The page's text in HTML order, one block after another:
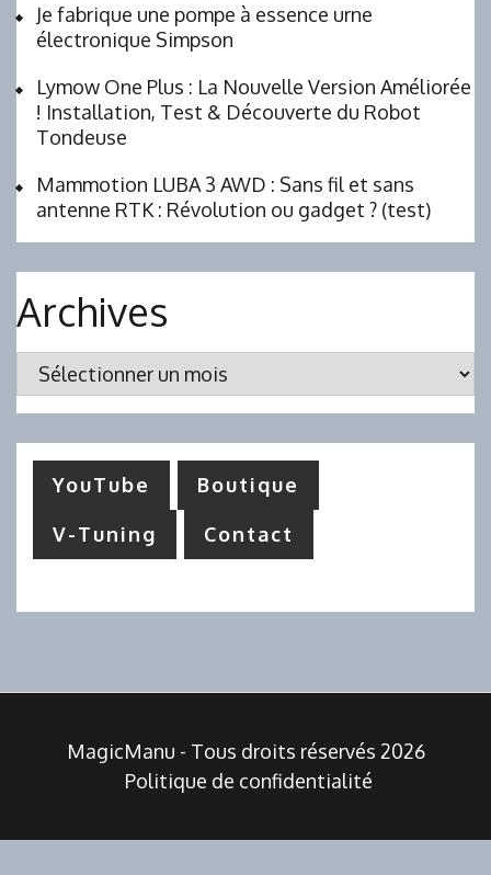
Je fabrique une pompe à essence urne
électronique Simpson
Lymow One Plus : La Nouvelle Version Améliorée
! Installation, Test & Découverte du Robot
Tondeuse
Mammotion LUBA 3 AWD : Sans fil et sans
antenne RTK : Révolution ou gadget ? (test)
Archives
Archives
YouTube Boutique
V-Tuning Contact
MagicManu - Tous droits réservés 2026
Politique de confidentialité